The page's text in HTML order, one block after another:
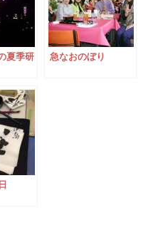
夏季研
急なおのぼり